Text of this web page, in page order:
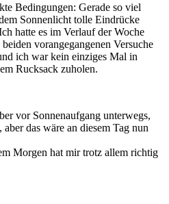
Bedingungen: Gerade so viel
Sonnenlicht tolle Eindrücke
hatte es im Verlauf der Woche
vorangegangenen Versuche
ich war kein einziges Mal in
Rucksack zuholen.
vor Sonnenaufgang unterwegs,
das wäre an diesem Tag nun
Morgen hat mir trotz allem richtig